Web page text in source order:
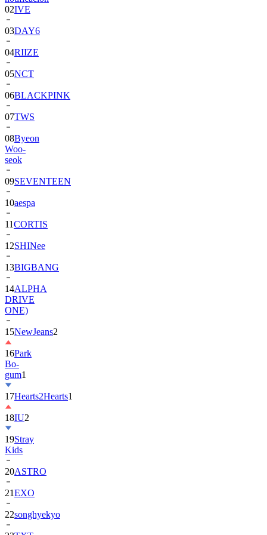
02IVE
03DAY6
04RIIZE
05NCT
06BLACKPINK
07TWS
08Byeon
Woo-
seok
09SEVENTEEN
10aespa
11CORTIS
12SHINee
13BIGBANG
14ALPHA
DRIVE
ONE)
15NewJeans2
16Park
Bo-
gum1
17Hearts2Hearts1
18IU2
19Stray
Kids
20ASTRO
21EXO
22songhyekyo